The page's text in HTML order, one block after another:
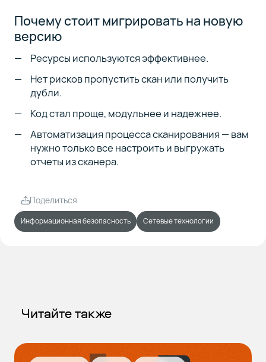
Почему стоит мигрировать на новую
версию
Ресурсы используются эффективнее.
Нет рисков пропустить скан или получить
дубли.
Код стал проще, модульнее и надежнее.
Автоматизация процесса сканирования — вам
нужно только все настроить и выгружать
отчеты из сканера.
Поделиться
Информационная безопасность Сетевые технологии
Читайте также